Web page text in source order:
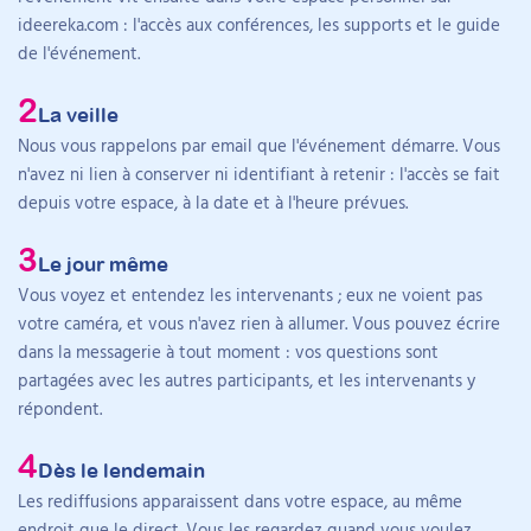
Line Perrin a obtenu le certificat de capacité
1 en 2004, puis une licence et un master 1 en
sciences du langage. Elle a exercé en cabinet
libéral, dans des hôpitaux, des centres de
rééducation, des IME, des SESSAD et des
présentant un polyhandicap.
Son activité comprend l’évaluation orthophonique,
l’accompagnement des équipes et la conduite de
projets de communication alternative et améliorée.
Elle encadre également des mémoires
créé CAAPratik, un site de ressources consacré à la
CAA.
Comprendre la nature de la colère
Développer des stratégies de gestion de la colère
Améliorer la communication interpersonnelle
Renforcer l’estime de soi et la confiance en soi
Jeudi 11 juillet 2024 : 3ème
après-midi 🌞
13h15 – 13h30 :
Ouverture de cette deuxième après-midi
13h30 – 15h00 :
Les émotions en mouvement et en
ideereka.com : l'accès aux conférences, les supports et le guide
de l'événement.
La veille
Nous vous rappelons par email que l'événement démarre. Vous
n'avez ni lien à conserver ni identifiant à retenir : l'accès se fait
depuis votre espace, à la date et à l'heure prévues.
Le jour même
Vous voyez et entendez les intervenants ; eux ne voient pas
votre caméra, et vous n'avez rien à allumer. Vous pouvez écrire
dans la messagerie à tout moment : vos questions sont
partagées avec les autres participants, et les intervenants y
répondent.
Dès le lendemain
Les rediffusions apparaissent dans votre espace, au même